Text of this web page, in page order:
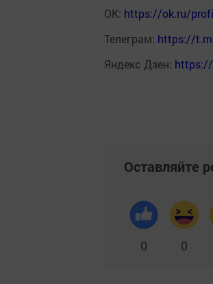
ОК: https://ok.ru/
Телеграм: https://
Яндекс Дзен:
Оставляйте
0 0